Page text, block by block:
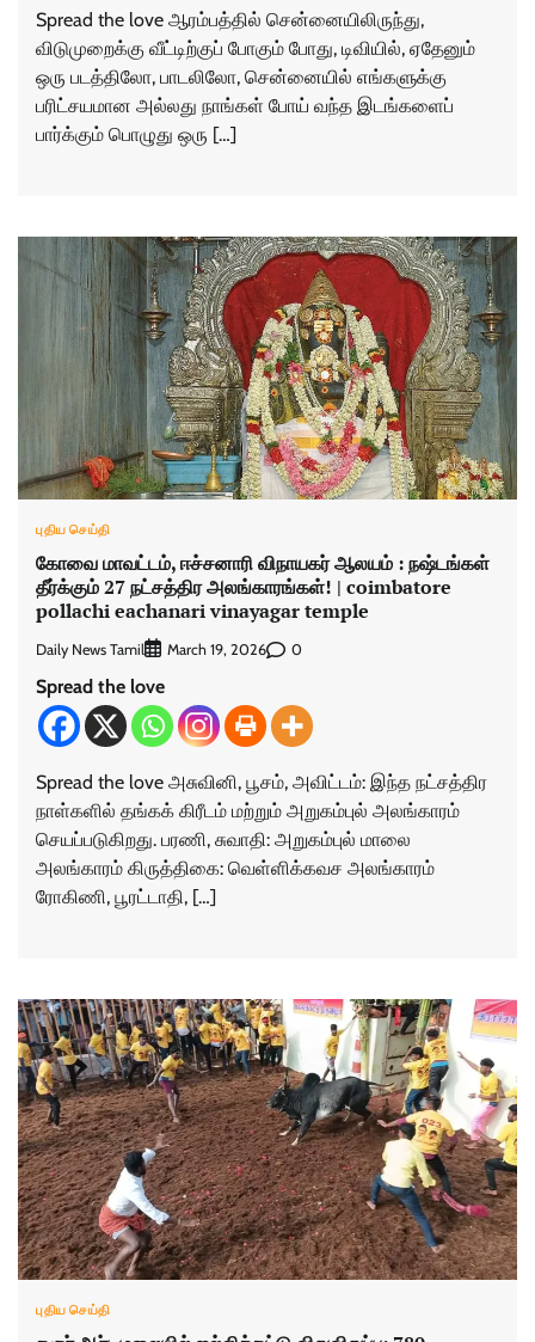
Spread the love ஆரம்பத்தில் சென்னையிலிருந்து,
விடுமுறைக்கு வீட்டிற்குப் போகும் போது, டிவியில், ஏதேனும்
ஒரு படத்திலோ, பாடலிலோ, சென்னையில் எங்களுக்கு
பரிட்சயமான அல்லது நாங்கள் போய் வந்த இடங்களைப்
பார்க்கும் பொழுது ஒரு […]
புதிய செய்தி
கோவை மாவட்டம், ஈச்சனாரி விநாயகர் ஆலயம் : நஷ்டங்கள்
தீர்க்கும் 27 நட்சத்திர அலங்காரங்கள்! | coimbatore
pollachi eachanari vinayagar temple
Daily News Tamil March 19, 2026 0
Spread the love
Spread the love அசுவினி, பூசம், அவிட்டம்: இந்த நட்சத்திர
நாள்களில் தங்கக் கிரீடம் மற்றும் அறுகம்புல் அலங்காரம்
செயப்படுகிறது. பரணி, சுவாதி: அறுகம்புல் மாலை
அலங்காரம் கிருத்திகை: வெள்ளிக்கவச அலங்காரம்
ரோகிணி, பூரட்டாதி, […]
புதிய செய்தி